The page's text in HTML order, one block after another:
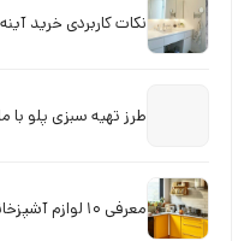
نکات کاربردی خرید
طرز تهیه سبزی پلو با
معرفی 10 لوازم آشپزخانه ضروری